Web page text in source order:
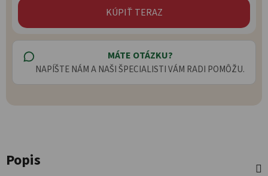
KÚPIŤ TERAZ
MÁTE OTÁZKU?
NAPÍŠTE NÁM A NAŠI ŠPECIALISTI VÁM RADI POMÔŽU.
Popis